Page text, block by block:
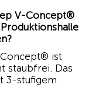
V-Concept®
ist
staubfrei. Das
3-stufigem